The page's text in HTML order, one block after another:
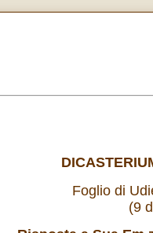
Foglio di
(9